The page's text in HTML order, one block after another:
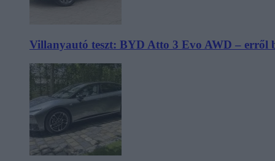
Villanyautó teszt: BYD Atto 3 Evo AWD – erről